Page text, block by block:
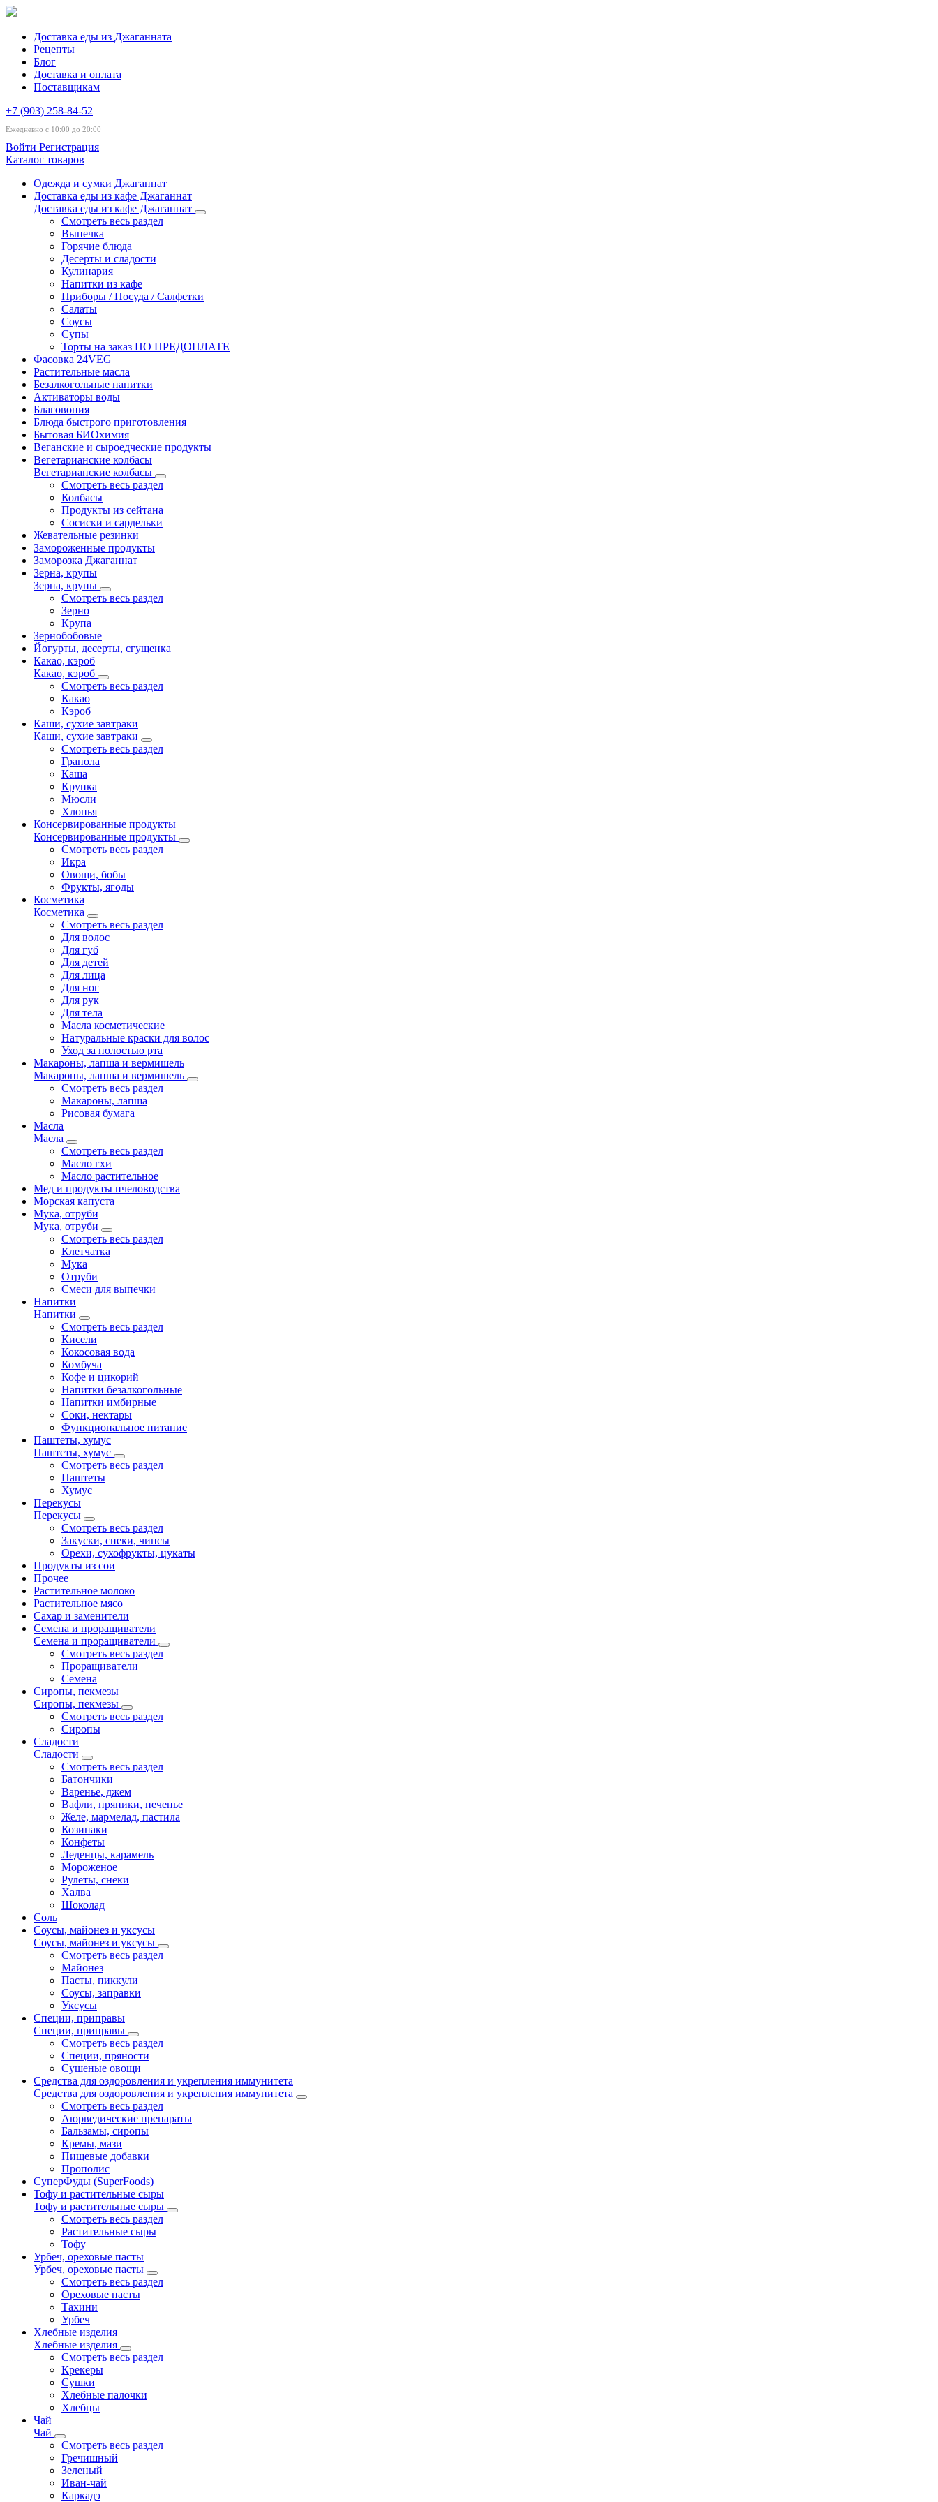
Доставка еды из Джаганната
Рецепты
Блог
Доставка и оплата
Поставщикам
+7 (903) 258-84-52
Ежедневно с 10:00 до 20:00
Войти Регистрация
Каталог товаров
Одежда и сумки Джаганнат
Доставка еды из кафе Джаганнат
Доставка еды из кафе Джаганнат
Смотреть весь раздел
Выпечка
Горячие блюда
Десерты и сладости
Кулинария
Напитки из кафе
Приборы / Посуда / Салфетки
Салаты
Соусы
Супы
Торты на заказ ПО ПРЕДОПЛАТЕ
Фасовка 24VEG
Растительные масла
Безалкогольные напитки
Активаторы воды
Благовония
Блюда быстрого приготовления
Бытовая БИОхимия
Веганские и сыроедческие продукты
Вегетарианские колбасы
Вегетарианские колбасы
Смотреть весь раздел
Колбасы
Продукты из сейтана
Сосиски и сардельки
Жевательные резинки
Замороженные продукты
Заморозка Джаганнат
Зерна, крупы
Зерна, крупы
Смотреть весь раздел
Зерно
Крупа
Зернобобовые
Йогурты, десерты, сгущенка
Какао, кэроб
Какао, кэроб
Смотреть весь раздел
Какао
Кэроб
Каши, сухие завтраки
Каши, сухие завтраки
Смотреть весь раздел
Гранола
Каша
Крупка
Мюсли
Хлопья
Консервированные продукты
Консервированные продукты
Смотреть весь раздел
Икра
Овощи, бобы
Фрукты, ягоды
Косметика
Косметика
Смотреть весь раздел
Для волос
Для губ
Для детей
Для лица
Для ног
Для рук
Для тела
Масла косметические
Натуральные краски для волос
Уход за полостью рта
Макароны, лапша и вермишель
Макароны, лапша и вермишель
Смотреть весь раздел
Макароны, лапша
Рисовая бумага
Масла
Масла
Смотреть весь раздел
Масло гхи
Масло растительное
Мед и продукты пчеловодства
Морская капуста
Мука, отруби
Мука, отруби
Смотреть весь раздел
Клетчатка
Мука
Отруби
Смеси для выпечки
Напитки
Напитки
Смотреть весь раздел
Кисели
Кокосовая вода
Комбуча
Кофе и цикорий
Напитки безалкогольные
Напитки имбирные
Соки, нектары
Функциональное питание
Паштеты, хумус
Паштеты, хумус
Смотреть весь раздел
Паштеты
Хумус
Перекусы
Перекусы
Смотреть весь раздел
Закуски, снеки, чипсы
Орехи, сухофрукты, цукаты
Продукты из сои
Прочее
Растительное молоко
Растительное мясо
Сахар и заменители
Семена и проращиватели
Семена и проращиватели
Смотреть весь раздел
Проращиватели
Семена
Сиропы, пекмезы
Сиропы, пекмезы
Смотреть весь раздел
Сиропы
Сладости
Сладости
Смотреть весь раздел
Батончики
Варенье, джем
Вафли, пряники, печенье
Желе, мармелад, пастила
Козинаки
Конфеты
Леденцы, карамель
Мороженое
Рулеты, снеки
Халва
Шоколад
Соль
Соусы, майонез и уксусы
Соусы, майонез и уксусы
Смотреть весь раздел
Майонез
Пасты, пиккули
Соусы, заправки
Уксусы
Специи, приправы
Специи, приправы
Смотреть весь раздел
Специи, пряности
Сушеные овощи
Средства для оздоровления и укрепления иммунитета
Средства для оздоровления и укрепления иммунитета
Смотреть весь раздел
Аюрведические препараты
Бальзамы, сиропы
Кремы, мази
Пищевые добавки
Прополис
СуперФуды (SuperFoods)
Тофу и растительные сыры
Тофу и растительные сыры
Смотреть весь раздел
Растительные сыры
Тофу
Урбеч, ореховые пасты
Урбеч, ореховые пасты
Смотреть весь раздел
Ореховые пасты
Тахини
Урбеч
Хлебные изделия
Хлебные изделия
Смотреть весь раздел
Крекеры
Сушки
Хлебные палочки
Хлебцы
Чай
Чай
Смотреть весь раздел
Гречишный
Зеленый
Иван-чай
Каркадэ